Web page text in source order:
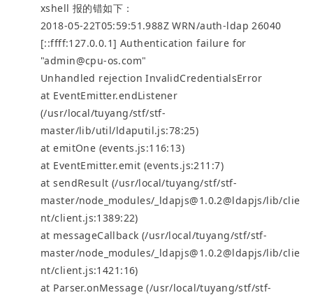
xshell 报的错如下：
2018-05-22T05:59:51.988Z WRN/auth-ldap 26040
[::ffff:127.0.0.1] Authentication failure for
"admin@cpu-os.com"
Unhandled rejection InvalidCredentialsError
at EventEmitter.endListener
(/usr/local/tuyang/stf/stf-
master/lib/util/ldaputil.js:78:25)
at emitOne (events.js:116:13)
at EventEmitter.emit (events.js:211:7)
at sendResult (/usr/local/tuyang/stf/stf-
master/node_modules/_ldapjs@1.0.2@ldapjs/lib/clie
nt/client.js:1389:22)
at messageCallback (/usr/local/tuyang/stf/stf-
master/node_modules/_ldapjs@1.0.2@ldapjs/lib/clie
nt/client.js:1421:16)
at Parser.onMessage (/usr/local/tuyang/stf/stf-